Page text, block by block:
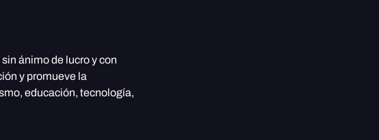
sin ánimo de lucro y con
y promueve la
educación, tecnología,